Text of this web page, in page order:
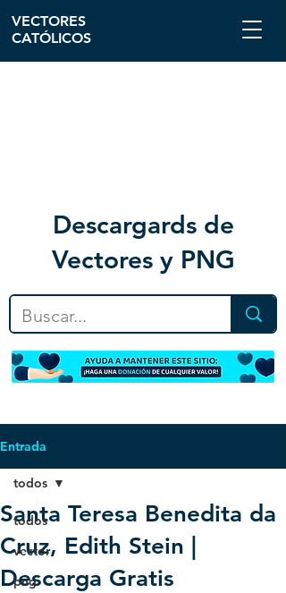
Descargards de
Vectores y PNG
VECTORES
CATÓLICOS
Entrada
todos
vector
png
todos
Santa Teresa Benedita da
Cruz, Edith Stein |
Descarga Gratis